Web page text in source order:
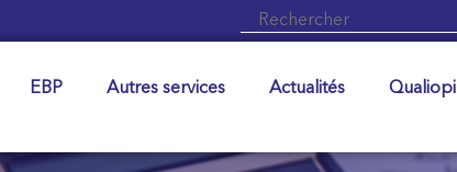
EBP Autres services Actualités Qualiopi